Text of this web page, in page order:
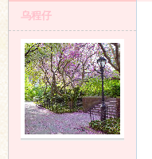
乌程仔